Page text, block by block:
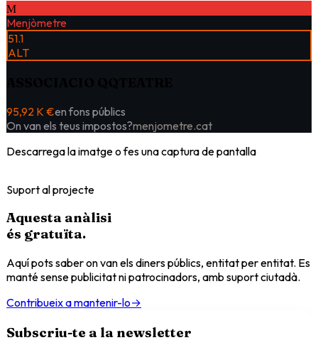
M
Menjòmetre
51.1
ALT
95,92 K €en fons públics
On van els teus impostos?menjometre.cat
Descarrega la imatge o fes una captura de pantalla
Suport al projecte
Aquesta anàlisi
és gratuïta.
Aquí pots saber on van els diners públics, entitat per entitat. Es
manté sense publicitat ni patrocinadors, amb suport ciutadà.
Contribueix a mantenir-lo→
Subscriu-te a la newsletter